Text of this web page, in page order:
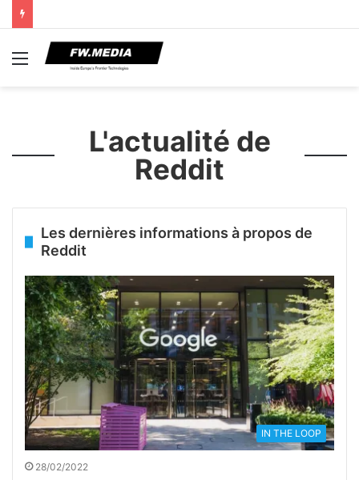
Menu
L'actualité de
Reddit
Les dernières informations à propos de
Reddit
IN THE LOOP
28/02/2022